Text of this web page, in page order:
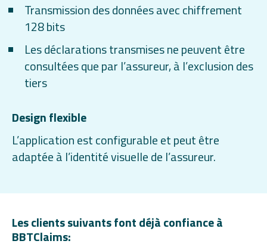
Transmission des données avec chiffrement
128 bits
Les déclarations transmises ne peuvent être
consultées que par l’assureur, à l’exclusion des
tiers
Design flexible
L’application est configurable et peut être
adaptée à l’identité visuelle de l’assureur.
Les clients suivants font déjà confiance à
BBTClaims: